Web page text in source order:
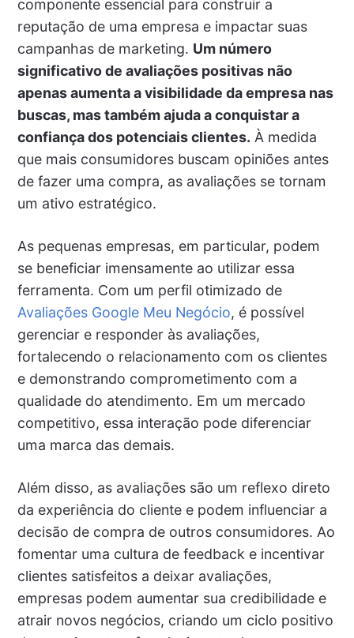
componente essencial para construir a
reputação de uma empresa e impactar suas
campanhas de marketing. Um número
significativo de avaliações positivas não
apenas aumenta a visibilidade da empresa nas
buscas, mas também ajuda a conquistar a
confiança dos potenciais clientes. À medida
que mais consumidores buscam opiniões antes
de fazer uma compra, as avaliações se tornam
um ativo estratégico.
As pequenas empresas, em particular, podem
se beneficiar imensamente ao utilizar essa
ferramenta. Com um perfil otimizado de
Avaliações Google Meu Negócio, é possível
gerenciar e responder às avaliações,
fortalecendo o relacionamento com os clientes
e demonstrando comprometimento com a
qualidade do atendimento. Em um mercado
competitivo, essa interação pode diferenciar
uma marca das demais.
Além disso, as avaliações são um reflexo direto
da experiência do cliente e podem influenciar a
decisão de compra de outros consumidores. Ao
fomentar uma cultura de feedback e incentivar
clientes satisfeitos a deixar avaliações,
empresas podem aumentar sua credibilidade e
atrair novos negócios, criando um ciclo positivo